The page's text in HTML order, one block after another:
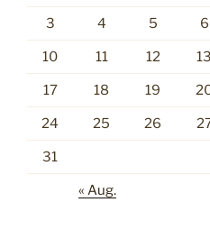
3 4 5 6
10 11 12 13
17 18 19
24 25 26
31
« Aug.